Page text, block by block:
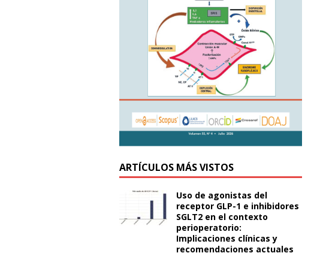
ARTÍCULOS MÁS VISTOS
Uso de agonistas del
receptor GLP-1 e inhibidores
SGLT2 en el contexto
perioperatorio:
Implicaciones clínicas y
recomendaciones actuales